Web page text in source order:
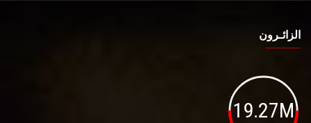
الزائـرون
19.27M